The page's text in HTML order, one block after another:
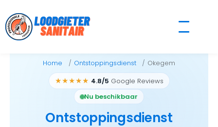
to
content
Home Ontstoppingsdienst Okegem
★★★★★ 4.8/5 Google Reviews
Nu beschikbaar
Ontstoppingsdienst